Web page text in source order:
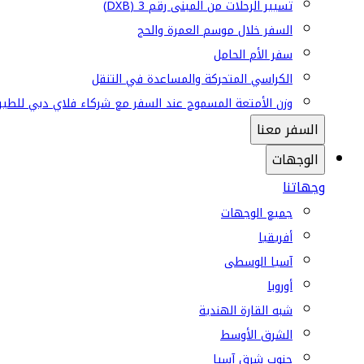
تسيير الرحلات من المبنى رقم 3 (DXB)
السفر خلال موسم العمرة والحج
سفر الأم الحامل
الكراسي المتحركة والمساعدة في التنقل
وزن الأمتعة المسموح عند السفر مع شركاء فلاي دبي
السفر معنا
الوجهات
وجهاتنا
جميع الوجهات
أفريقيا
آسيا الوسطى
أوروبا
شبه القارة الهندية
الشرق الأوسط
جنوب شرق آسيا